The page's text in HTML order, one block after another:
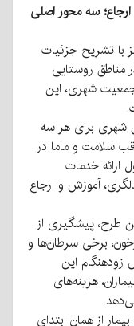
سه محور اصلی
با تشریح جزئیات
مناطق روستایی
شهری، این
شهری برای هر سه
سلامت و ماما در
ارائه خدمات
آموزش و ارجاع
طرح، پیشگیری از
برخی سرطان‌ها و
این
هزینه‌های
از همان ابتدای